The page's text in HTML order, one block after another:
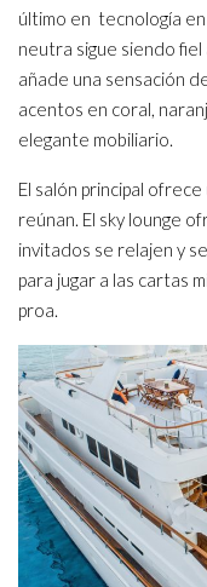
último en tecnología
neutra sigue siendo fiel
añade una sensación
acentos en coral,
elegante mobiliario.
El salón principal
reúnan. El sky lounge
invitados se relajen y
para jugar a las cartas
proa.